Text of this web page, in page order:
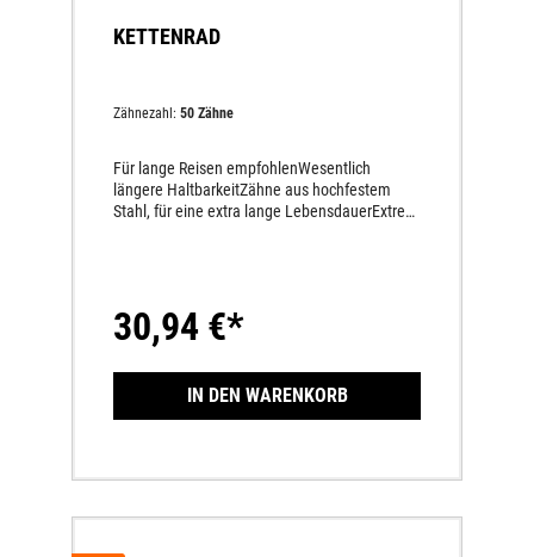
KETTENRAD
Zähnezahl: 50 Zähne
Für lange Reisen empfohlenWesentlich
längere HaltbarkeitZähne aus hochfestem
Stahl, für eine extra lange LebensdauerExtrem
30,94 €*
IN DEN WARENKORB